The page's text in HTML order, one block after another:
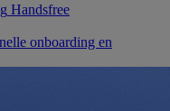
Handsfree
onboarding en